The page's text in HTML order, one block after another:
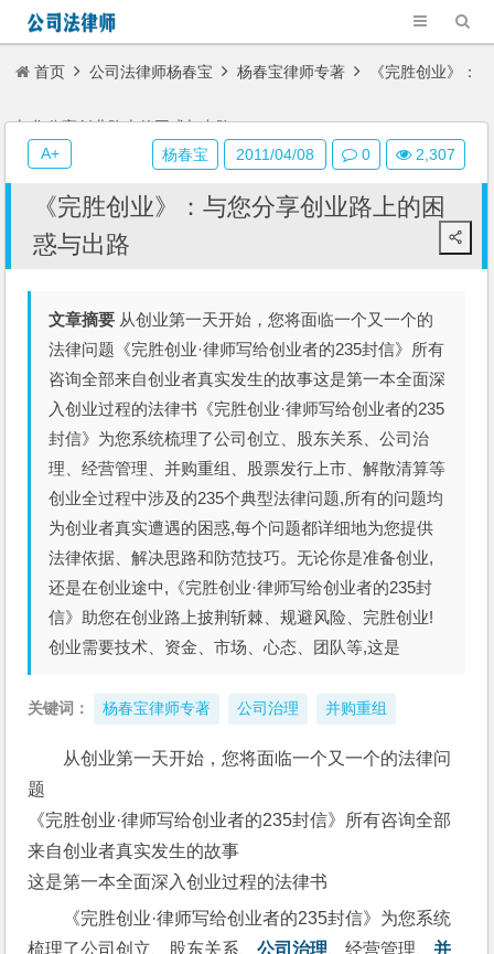
首页 公司法律师杨春宝 杨春宝律师专著 《完胜创业》：
与您分享创业路上的困惑与出路
《完胜创业》：与您分享创业路上的困
惑与出路
文章摘要 从创业第一天开始，您将面临一个又一个的
法律问题《完胜创业·律师写给创业者的235封信》所有
咨询全部来自创业者真实发生的故事这是第一本全面深
入创业过程的法律书《完胜创业·律师写给创业者的235
封信》为您系统梳理了公司创立、股东关系、公司治
理、经营管理、并购重组、股票发行上市、解散清算等
创业全过程中涉及的235个典型法律问题,所有的问题均
为创业者真实遭遇的困惑,每个问题都详细地为您提供
法律依据、解决思路和防范技巧。无论你是准备创业,
还是在创业途中,《完胜创业·律师写给创业者的235封
信》助您在创业路上披荆斩棘、规避风险、完胜创业!
创业需要技术、资金、市场、心态、团队等,这是
关键词： 杨春宝律师专著 公司治理 并购重组
从创业第一天开始，您将面临一个又一个的法律问
题
《完胜创业·律师写给创业者的235封信》所有咨询全部
来自创业者真实发生的故事
这是第一本全面深入创业过程的法律书
《完胜创业·律师写给创业者的235封信》为您系统
梳理了公司创立、股东关系、公司治理 、经营管理、并
杨春宝 2011/04/08 0 2,307
A+